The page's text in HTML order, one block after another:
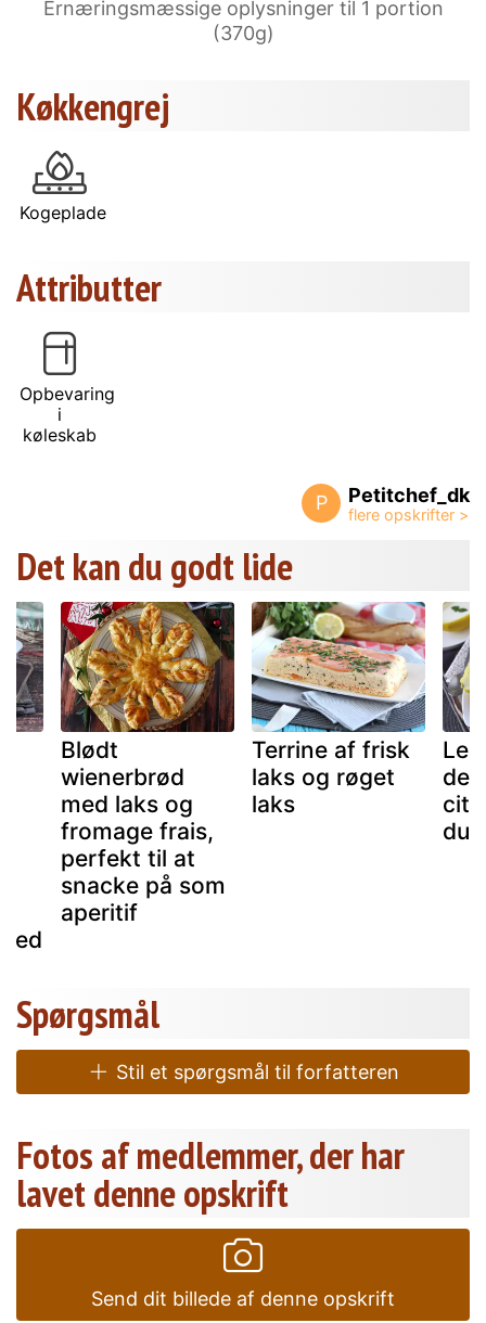
Ernæringsmæssige oplysninger til 1 portion
(370g)
Køkkengrej
Kogeplade
Attributter
Opbevaring
i
køleskab
P Petitchef_dk
Det kan du godt lide
Blødt
wienerbrød
med laks og
fromage frais,
perfekt til at
snacke på som
aperitif
Terrine af frisk
laks og røget
laks
du
Spørgsmål
Stil et spørgsmål til forfatteren
Fotos af medlemmer, der har
lavet denne opskrift
Send dit billede af denne opskrift